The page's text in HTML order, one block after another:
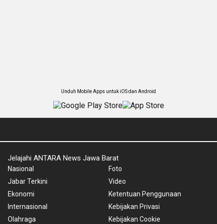
Unduh Mobile Apps untuk iOS dan Android
Jelajahi ANTARA News Jawa Barat
Nasional
Jabar Terkini
Ekonomi
Internasional
Olahraga
Foto
Video
Ketentuan Penggunaan
Kebijakan Privasi
Kebijakan Cookie